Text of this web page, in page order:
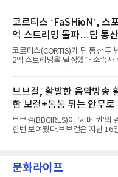
정적인 실력을 입증했고, 올해
페스티벌', '뷰티풀 민트 라이프
heart(와일드 하트)’라는 제목이
토에는 멤버들의 본능적이고 야
강렬하게 담겼다. 짙은 아이섀도와
붉은빛의 컬러 렌즈가 비현실적인
아내고, 여러 원색이 불규칙하게
러 헤어와 과감한 블루·블랙 립 메
고도 매혹적인 비주얼을 완성했
엣을 거침없이 결합했다. 멤버들
성을 살린 스타일링을 선
코르티스 ‘FaSHioN’, 스
억 스트리밍 돌파…팀 통
코르티스(CORTIS)가 팀 통산 두
2억 스트리밍을 달성했다.소속사
벌 오디오·음원 스트리밍 플랫폼
서 27일 자로 누적 재생 수 2억 회
다”고 밝혔다.곡이 발표된 지 약
팀의 첫 번째 2억 스트리밍 곡은
록된 ‘GO!’다. 이 노래는 공개 약
난달 26일 자에 2억 고지를 밟았
년 내 데뷔한 보이그룹의 곡 중 최
했다. “내 티, 5 bucks 바지는, 만
의 라이프 스타일
브브걸, 활발한 음악방송
한 보컬+통통 튀는 안무로
냥
브브걸(BBGIRLS)이 ‘서머 퀸’의
한번 보여줬다.브브걸은 지난 16
MBC '쇼! 음악중심', SBS '인기가
문화라이프